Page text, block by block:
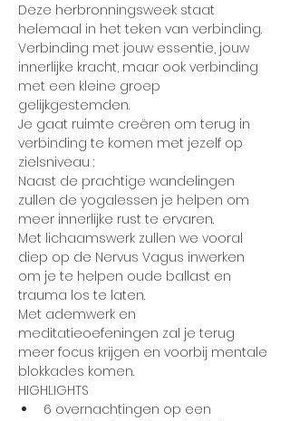
Deze herbronningsweek staat
helemaal in het teken van verbinding.
Verbinding met jouw essentie, jouw
innerlijke kracht, maar ook verbinding
met een kleine groep
gelijkgestemden.
Je gaat ruimte creëren om terug in
verbinding te komen met jezelf op
zielsniveau :
Naast de prachtige wandelingen
zullen de yogalessen je helpen om
meer innerlijke rust te ervaren.
Met lichaamswerk zullen we vooral
diep op de Nervus Vagus inwerken
om je te helpen oude ballast en
trauma los te laten.
Met ademwerk en
meditatieoefeningen zal je terug
meer focus krijgen en voorbij mentale
blokkades komen.
HIGHLIGHTS
6 overnachtingen op een